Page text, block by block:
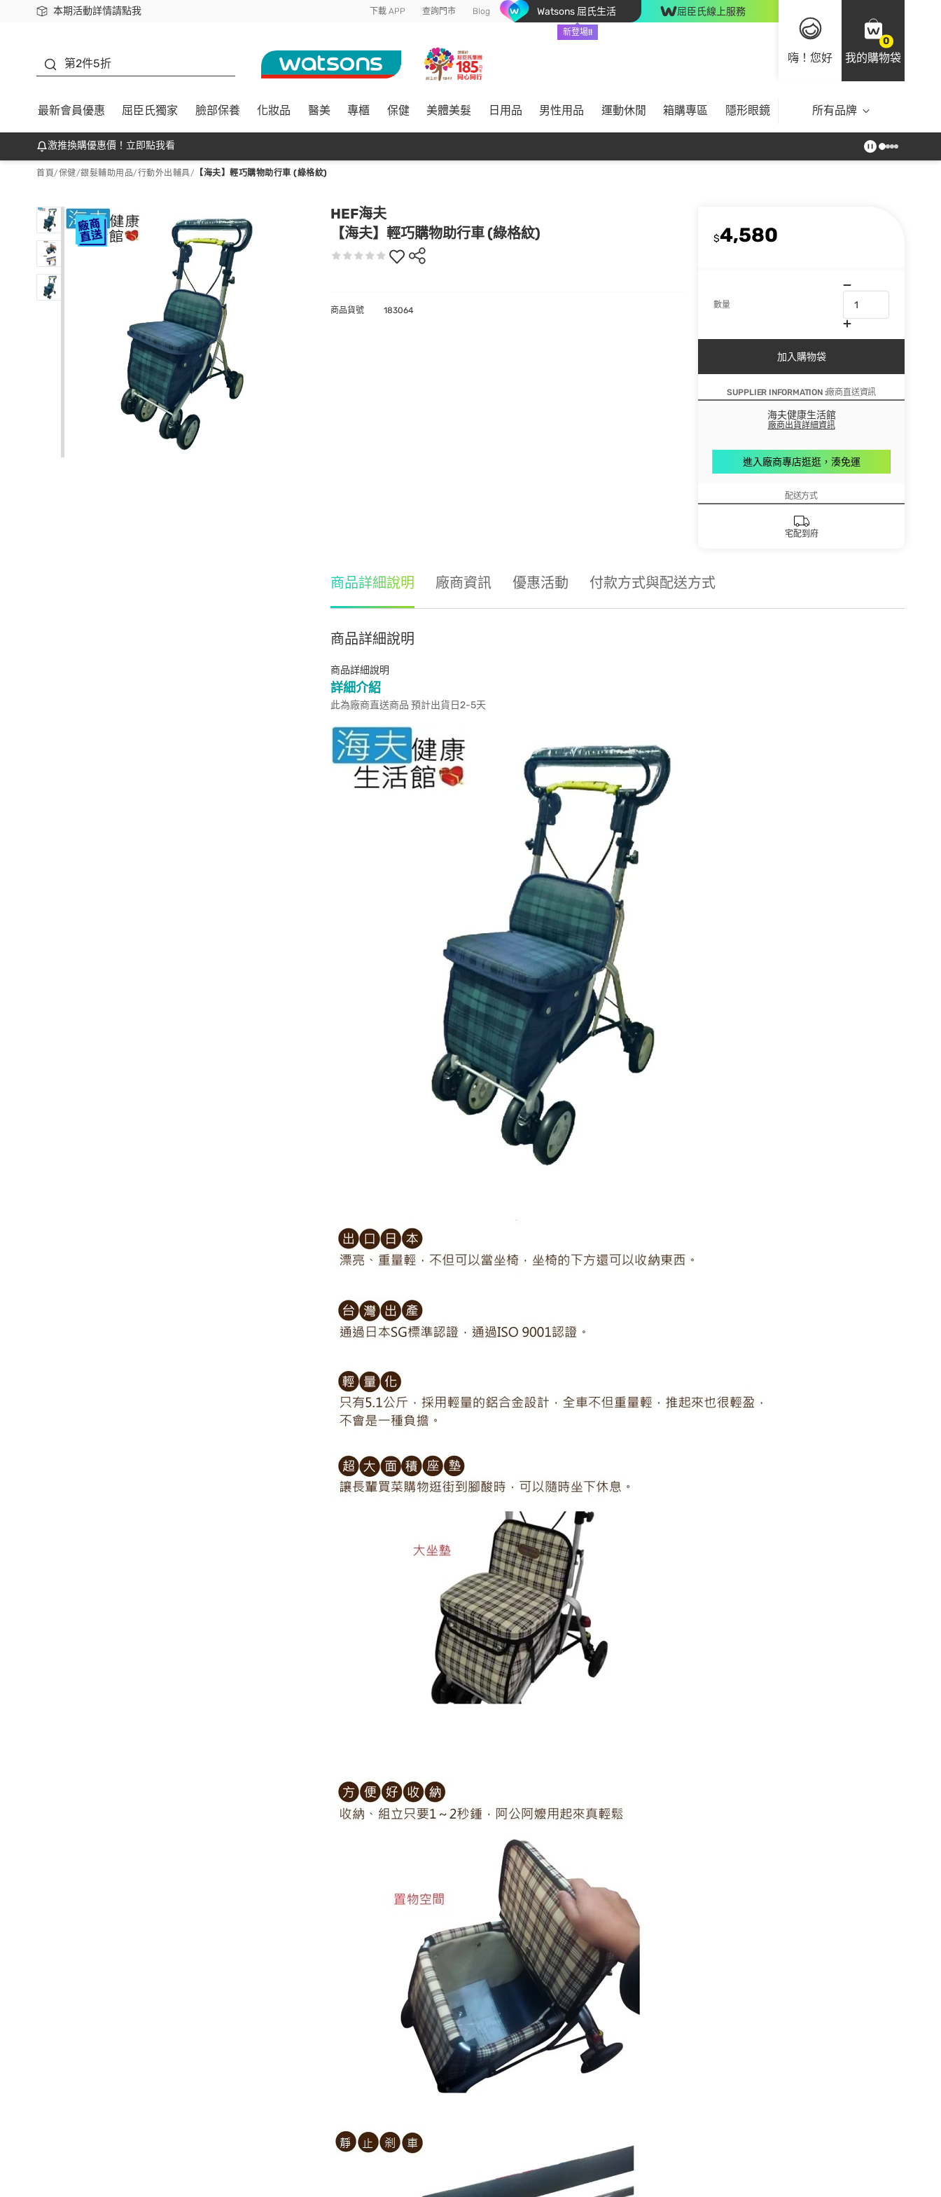
本期活動詳情請點我
下載app最高回饋$350 下載 APP 查詢門市 Blog Watsons 屈氏生活
新登場!!
屈臣氏線上服務
嗨！您好
0
我的購物袋
第2件5折
最新會員優惠 屈臣氏獨家 臉部保養 化妝品 醫美 專櫃 保健 美體美髮 日用品 男性用品 運動休閒 箱購專區 隱形眼鏡 所有品牌
激推換購優惠價！立即點我看
首頁/保健/銀髮輔助用品/行動外出輔具/ 【海夫】輕巧購物助行車 (綠格紋)
HEF海夫
【海夫】輕巧購物助行車 (綠格紋)
$4,580
數量
加入購物袋
SUPPLIER INFORMATION :廠商直送資訊
海夫健康生活館
廠商出貨詳細資訊
進入廠商專店逛逛，湊免運
配送方式
宅配到府
商品貨號 183064
商品詳細說明 廠商資訊 優惠活動 付款方式與配送方式
商品詳細說明
商品詳細說明
詳細介紹
此為廠商直送商品 預計出貨日2-5天